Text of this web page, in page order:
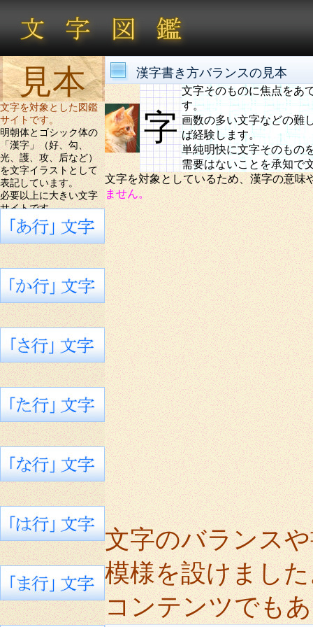
見本
文字を対象とした図鑑
サイトです。
明朝体とゴシック体の
「漢字」（好、勾、
光、護、攻、后など）
を文字イラストとして
表記しています。
必要以上に大きい文字
サイトです。
漢字書き方バランスの見本
字
文字そのものに焦点をあ
す。
画数の多い文字などの難
ば経験します。
単純明快に文字そのもの
需要はないことを承知で
文字を対象としているため、漢字の意
ません。
文字のバランス
模様を設けまし
コンテンツでも